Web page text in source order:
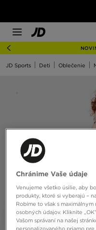
JD Sports Deti Oblečenie
Chránime Vaše údaje
Venujeme všetko úsilie, aby
produkty, ktoré si vyberajú –
Robíme to však s
osobných údajov. Kliknite
Vašom správaní na našej
personalizovaného priamo